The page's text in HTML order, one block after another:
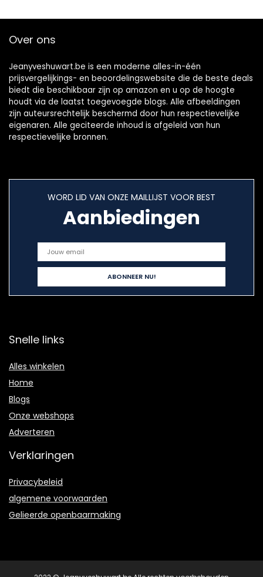
microfoon met
Over ons
Jeanyveshuwart.be is een moderne alles-in-één
prijsvergelijkings- en beoordelingswebsite die de beste deals
biedt die beschikbaar zijn op amazon en u op de hoogte
houdt via de laatst toegevoegde blogs. Alle afbeeldingen
zijn auteursrechtelijk beschermd door hun respectievelijke
eigenaren. Alle geciteerde inhoud is afgeleid van hun
respectievelijke bronnen.
WORD LID VAN ONZE MAILLIJST VOOR BEST
Aanbiedingen
Snelle links
Alles winkelen
Home
Blogs
Onze webshops
Adverteren
Verklaringen
Privacybeleid
algemene voorwaarden
Gelieerde openbaarmaking